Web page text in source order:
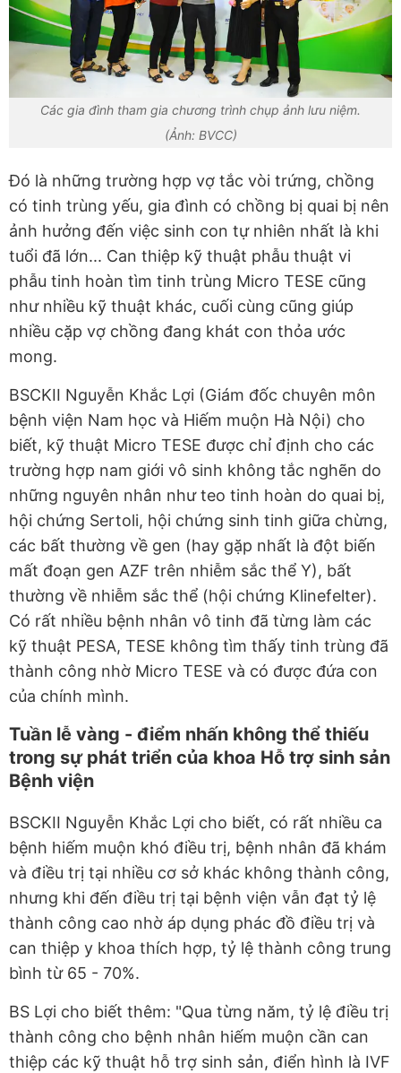
Các gia đình tham gia chương trình chụp ảnh lưu niệm.
(Ảnh: BVCC)
Đó là những trường hợp vợ tắc vòi trứng, chồng
có tinh trùng yếu, gia đình có chồng bị quai bị nên
ảnh hưởng đến việc sinh con tự nhiên nhất là khi
tuổi đã lớn... Can thiệp kỹ thuật phẫu thuật vi
phẫu tinh hoàn tìm tinh trùng Micro TESE cũng
như nhiều kỹ thuật khác, cuối cùng cũng giúp
nhiều cặp vợ chồng đang khát con thỏa ước
mong.
BSCKII Nguyễn Khắc Lợi (Giám đốc chuyên môn
bệnh viện Nam học và Hiếm muộn Hà Nội) cho
biết, kỹ thuật Micro TESE được chỉ định cho các
trường hợp nam giới vô sinh không tắc nghẽn do
những nguyên nhân như teo tinh hoàn do quai bị,
hội chứng Sertoli, hội chứng sinh tinh giữa chừng,
các bất thường về gen (hay gặp nhất là đột biến
mất đoạn gen AZF trên nhiễm sắc thể Y), bất
thường về nhiễm sắc thể (hội chứng Klinefelter).
Có rất nhiều bệnh nhân vô tinh đã từng làm các
kỹ thuật PESA, TESE không tìm thấy tinh trùng đã
thành công nhờ Micro TESE và có được đứa con
của chính mình.
Tuần lễ vàng - điểm nhấn không thể thiếu
trong sự phát triển của khoa Hỗ trợ sinh sản
Bệnh viện
BSCKII Nguyễn Khắc Lợi cho biết, có rất nhiều ca
bệnh hiếm muộn khó điều trị, bệnh nhân đã khám
và điều trị tại nhiều cơ sở khác không thành công,
nhưng khi đến điều trị tại bệnh viện vẫn đạt tỷ lệ
thành công cao nhờ áp dụng phác đồ điều trị và
can thiệp y khoa thích hợp, tỷ lệ thành công trung
bình từ 65 - 70%.
BS Lợi cho biết thêm: "Qua từng năm, tỷ lệ điều trị
thành công cho bệnh nhân hiếm muộn cần can
thiệp các kỹ thuật hỗ trợ sinh sản, điển hình là IVF